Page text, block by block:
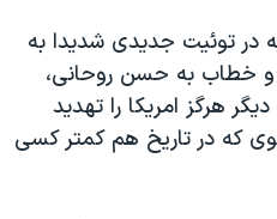
در توئیت جديدى شديدا به
خطاب به حسن روحانی،
هرگز امريكا را تهديد
كه در تاريخ هم كمتر كسى